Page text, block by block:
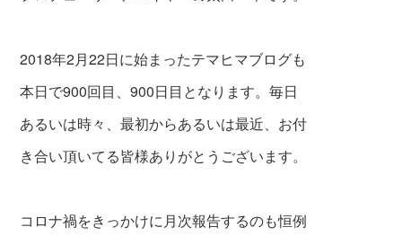
2018年2月22日に始まったテマヒマブログも
本日で900回目、900日目となります。毎日
あるいは時々、最初からあるいは最近、お付
き合い頂いてる皆様ありがとうございます。
コロナ禍をきっかけに月次報告するのも恒例